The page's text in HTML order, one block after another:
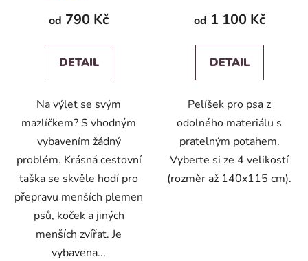
od 790 Kč
DETAIL
Na výlet se svým
mazlíčkem? S vhodným
vybavením žádný
problém. Krásná cestovní
taška se skvěle hodí pro
přepravu menších plemen
psů, koček a jiných
menších zvířat. Je
vybavena...
od 1 100 Kč
DETAIL
Pelíšek pro psa z
odolného materiálu s
pratelným potahem.
Vyberte si ze 4 velikostí
(rozměr až 140x115 cm).